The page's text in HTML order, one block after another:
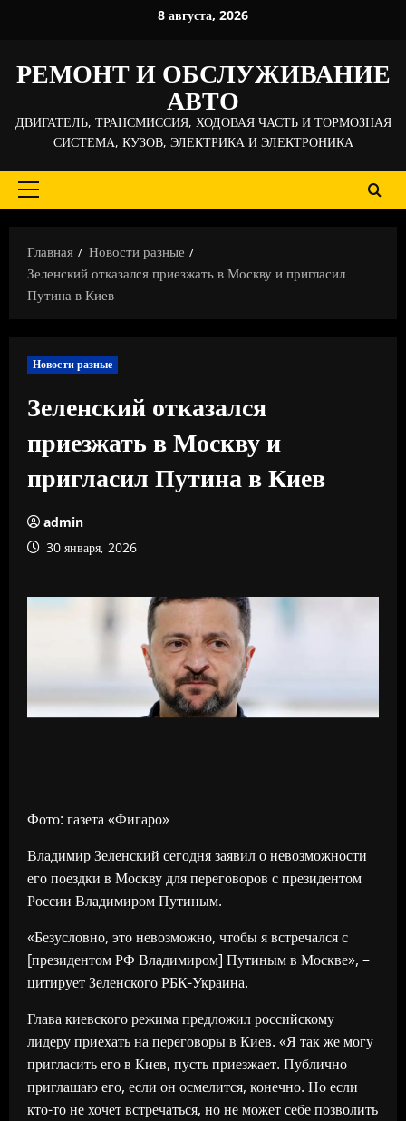
8 августа, 2026
РЕМОНТ И ОБСЛУЖИВАНИЕ
АВТО
ДВИГАТЕЛЬ, ТРАНСМИССИЯ, ХОДОВАЯ ЧАСТЬ И ТОРМОЗНАЯ
СИСТЕМА, КУЗОВ, ЭЛЕКТРИКА И ЭЛЕКТРОНИКА
Основное
Главная
Новости разные
Зеленский отказался приезжать в Москву и пригласил
Путина в Киев
Новости разные
Зеленский отказался
приезжать в Москву и
пригласил Путина в Киев
admin
30 января, 2026
Фото: газета «Фигаро»
Владимир Зеленский сегодня заявил о невозможности
его поездки в Москву для переговоров с президентом
России Владимиром Путиным.
«Безусловно, это невозможно, чтобы я встречался с
[президентом РФ Владимиром] Путиным в Москве», –
цитирует Зеленского РБК-Украина.
Глава киевского режима предложил российскому
лидеру приехать на переговоры в Киев. «Я так же могу
пригласить его в Киев, пусть приезжает. Публично
приглашаю его, если он осмелится, конечно. Но если
кто-то не хочет встречаться, но не может себе позволить